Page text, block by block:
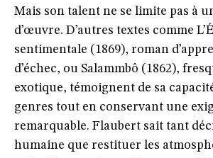
Mais son talent ne se limite pas à
d’œuvre. D’autres textes comme
sentimentale (1869), roman
d’échec, ou Salammbô (1862),
exotique, témoignent de sa
genres tout en conservant une
remarquable. Flaubert sait tant
humaine que restituer les